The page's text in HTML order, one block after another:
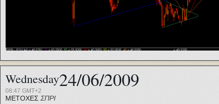
Wednesday24/06/2009
08:47 GMT+2
ΜΕΤΟΧΕΣ ΣΠΡΙ